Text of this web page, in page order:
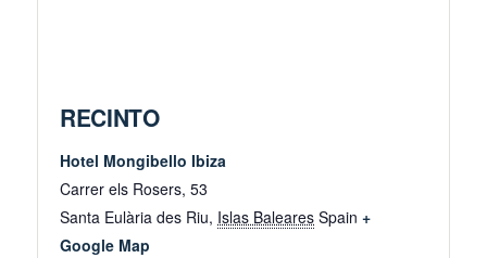
RECINTO
Hotel Mongibello Ibiza
Carrer els Rosers, 53
Santa Eulària des Riu, Islas Baleares Spain +
Google Map